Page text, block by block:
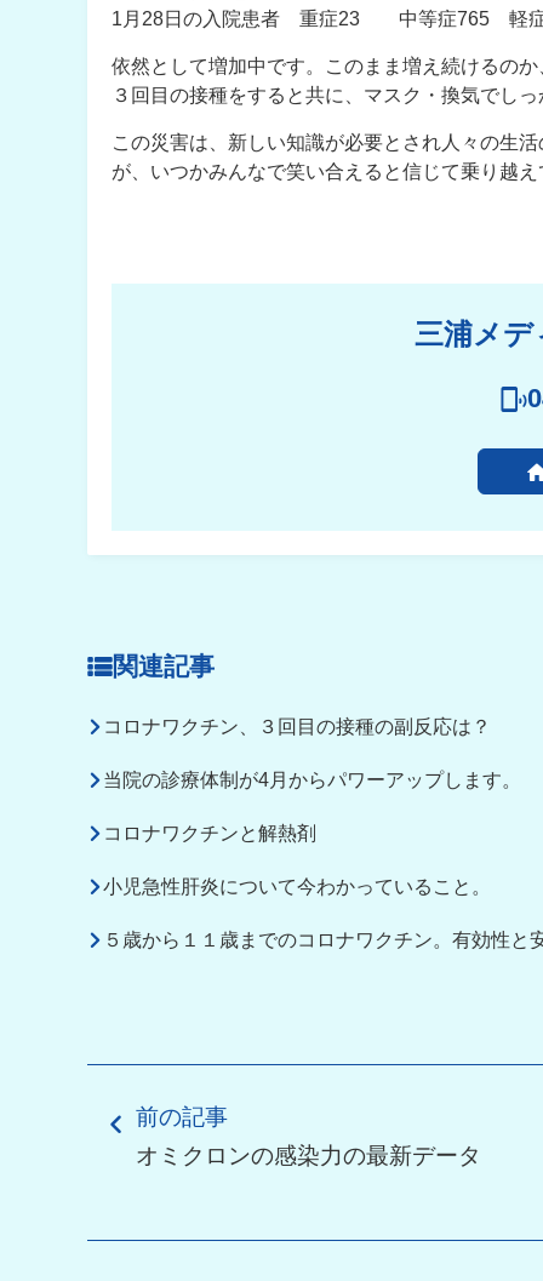
1月28日の入院患者 重症23 中等症765 軽症
依然として増加中です。このまま増え続けるの
３回目の接種をすると共に、マスク・換気でし
この災害は、新しい知識が必要とされ人々の生
が、いつかみんなで笑い合えると信じて乗り越
三浦メ
関連記事
コロナワクチン、３回目の接種の副反応は？
当院の診療体制が4月からパワーアップします。
コロナワクチンと解熱剤
小児急性肝炎について今わかっていること。
５歳から１１歳までのコロナワクチン。有効性と
前の記事
オミクロンの感染力の最新データ